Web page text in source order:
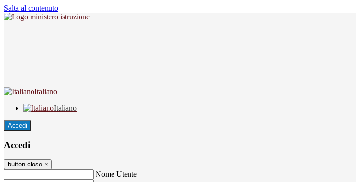
Salta al contenuto
Italiano
Italiano
Accedi
Accedi
button close ×
Nome Utente